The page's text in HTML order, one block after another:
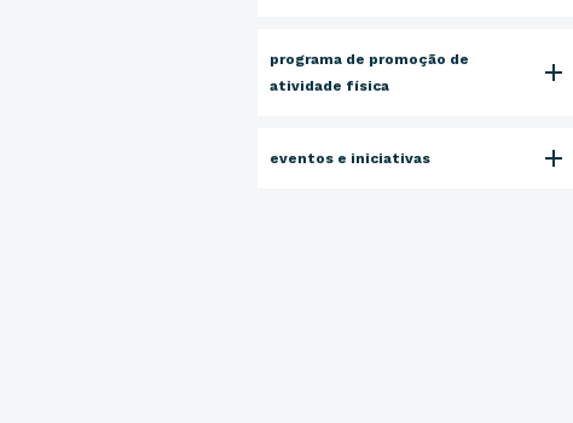
programa de promoção de
atividade física
eventos e iniciativas